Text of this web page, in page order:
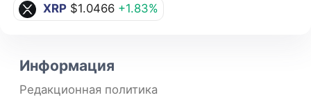
XRP $1.0466 +1.83%
Информация
Редакционная политика